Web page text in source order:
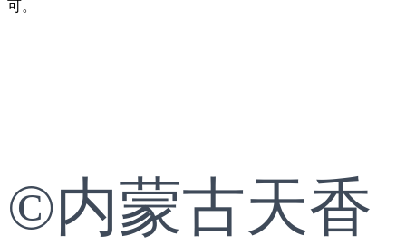
可。
©内蒙古天香